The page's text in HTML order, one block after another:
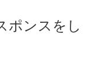
ポンスをし